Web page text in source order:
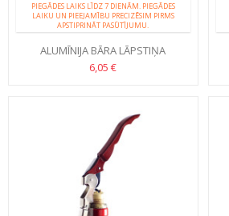
PIEGĀDES LAIKS LĪDZ 7 DIENĀM. PIEGĀDES
LAIKU UN PIEEJAMĪBU PRECIZĒSIM PIRMS
APSTIPRINĀT PASŪTĪJUMU.
ALUMĪNIJA BĀRA LĀPSTIŅA
6,05 €